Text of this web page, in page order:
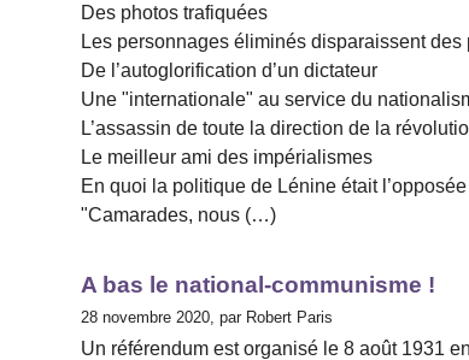
Des photos trafiquées
Les personnages éliminés disparaissent des
De l’autoglorification d’un dictateur
Une "internationale" au service du
L’assassin de toute la direction de la
Le meilleur ami des impérialismes
En quoi la politique de Lénine était
"Camarades, nous (…)
A bas le national-communisme !
28 novembre 2020, par Robert Paris
Un référendum est organisé le 8 août 1931